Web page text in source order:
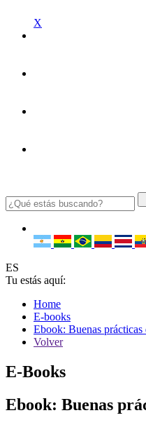
X
ES
Tu estás aquí:
Home
E-books
Ebook: Buenas
Volver
E-Books
Ebook: Buenas